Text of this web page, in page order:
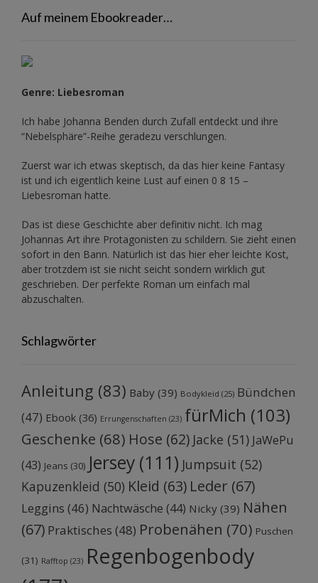
Auf meinem Ebookreader…
Genre: Liebesroman
Ich habe Johanna Benden durch Zufall entdeckt und ihre
“Nebelsphäre”-Reihe geradezu verschlungen.
Zuerst war ich etwas skeptisch, da das hier keine Fantasy
ist und ich eigentlich keine Lust auf einen 0 8 15 –
Liebesroman hatte.
Das ist diese Geschichte aber definitiv nicht. Ich mag
Johannas Art ihre Protagonisten zu schildern. Sie zieht einen
sofort in den Bann. Natürlich ist das hier eher leichte Kost,
aber trotzdem ist sie nicht seicht sondern wirklich gut
geschrieben. Der perfekte Roman um einfach mal
abzuschalten.
Schlagwörter
Anleitung (83) Baby (39) Bodykleid (25) Bündchen
(47) Ebook (36) Errungenschaften (23) fürMich (103)
Geschenke (68) Hose (62) Jacke (51) JaWePu
(43) Jeans (30) Jersey (111) Jumpsuit (52)
Kapuzenkleid (50) Kleid (63) Leder (67)
Leggins (46) Nachtwäsche (44) Nicky (39) Nähen
(67) Praktisches (48) Probenähen (70) Puschen
(31) Rafftop (23) Regenbogenbody